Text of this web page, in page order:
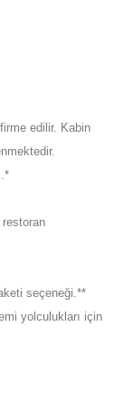
edilir. Kabin
seçeneği.**
yolculukları için